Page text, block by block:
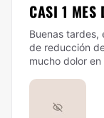
CASI 1 MES
Buenas tardes,
de reducción
mucho dolor